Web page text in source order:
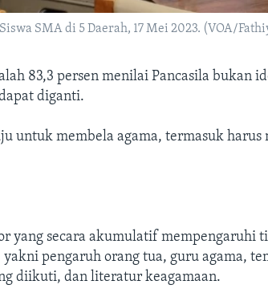
SMA di 5 Daerah, 17 Mei 2023. (VOA/
83,3 persen menilai Pancasila bukan
diganti.
untuk membela agama, termasuk harus
yang secara akumulatif mempengaruhi
pengaruh orang tua, guru agama,
diikuti, dan literatur keagamaan.